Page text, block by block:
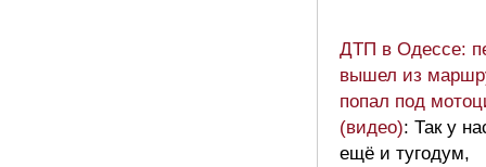
ДТП в Одессе:
вышел из
попал под
(видео): Так у
ещё и тугодум,